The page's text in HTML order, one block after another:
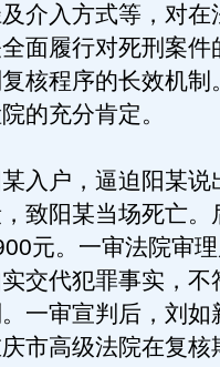
介入方式等，对在
面履行对死刑案件
核程序的长效机制
的充分肯定。
户，逼迫阳某说
致阳某当场死亡。
元。一审法院审
交代犯罪事实，不
一审宣判后，刘如
市高级法院在复核